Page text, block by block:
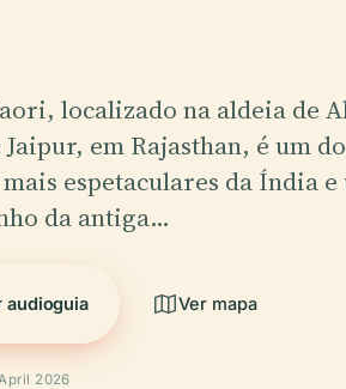
localizado na aldeia de
em Rajasthan, é um
espetaculares da Índia e
da antiga…
audioguia Ver mapa
2026